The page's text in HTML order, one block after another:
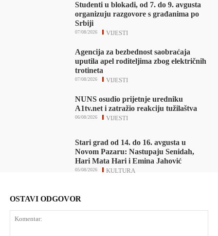
Studenti u blokadi, od 7. do 9. avgusta
organizuju razgovore s građanima po
Srbiji
VIJESTI
07/08/2026
Agencija za bezbednost saobraćaja
uputila apel roditeljima zbog električnih
trotineta
VIJESTI
07/08/2026
NUNS osudio prijetnje uredniku
A1tv.net i zatražio reakciju tužilaštva
VIJESTI
06/08/2026
Stari grad od 14. do 16. avgusta u
Novom Pazaru: Nastupaju Senidah,
Hari Mata Hari i Emina Jahović
KULTURA
05/08/2026
OSTAVI ODGOVOR